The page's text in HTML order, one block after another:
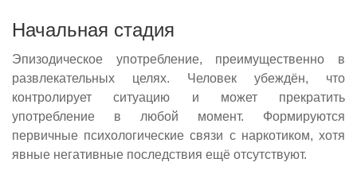
Начальная стадия
Эпизодическое употребление, преимущественно в
развлекательных целях. Человек убеждён, что
контролирует ситуацию и может прекратить
употребление в любой момент. Формируются
первичные психологические связи с наркотиком, хотя
явные негативные последствия ещё отсутствуют.